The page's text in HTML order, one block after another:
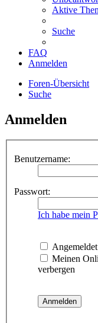
Aktive
Suche
FAQ
Anmelden
Foren-Übersicht
Suche
Anmelden
Benutzername:
Passwort:
Ich habe mein
Meinen
verbergen